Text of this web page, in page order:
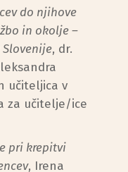
do njihove
in okolje –
, dr.
učiteljica v
za učitelje/ice
pri krepitvi
, Irena